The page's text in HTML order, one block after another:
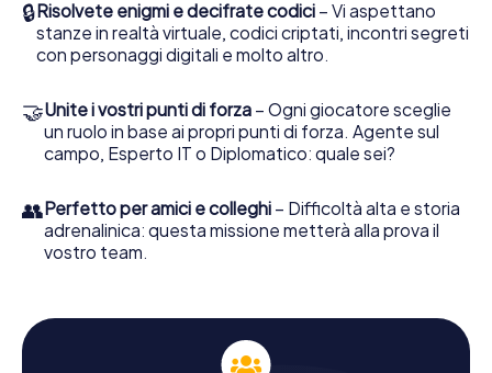
🔒Risolvete enigmi e decifrate codici – Vi aspettano
stanze in realtà virtuale, codici criptati, incontri segreti
con personaggi digitali e molto altro.
🤝Unite i vostri punti di forza – Ogni giocatore sceglie
un ruolo in base ai propri punti di forza. Agente sul
campo, Esperto IT o Diplomatico: quale sei?
👥Perfetto per amici e colleghi – Difficoltà alta e storia
adrenalinica: questa missione metterà alla prova il
vostro team.